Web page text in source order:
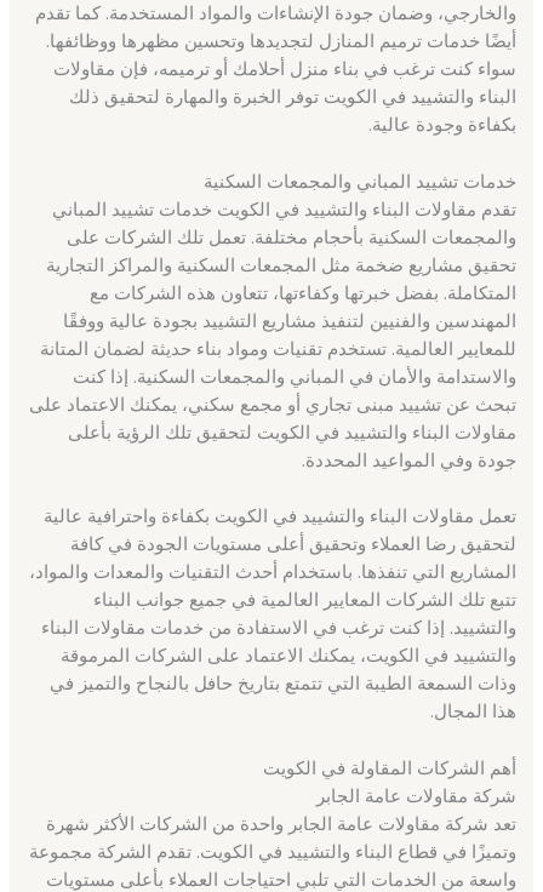
والخارجي، وضمان جودة الإنشاءات والمواد المستخدمة. كما تقدم
أيضًا خدمات ترميم المنازل لتجديدها وتحسين مظهرها ووظائفها.
سواء كنت ترغب في بناء منزل أحلامك أو ترميمه، فإن مقاولات
البناء والتشييد في الكويت توفر الخبرة والمهارة لتحقيق ذلك
بكفاءة وجودة عالية.
خدمات تشييد المباني والمجمعات السكنية
تقدم مقاولات البناء والتشييد في الكويت خدمات تشييد المباني
والمجمعات السكنية بأحجام مختلفة. تعمل تلك الشركات على
تحقيق مشاريع ضخمة مثل المجمعات السكنية والمراكز التجارية
المتكاملة. بفضل خبرتها وكفاءتها، تتعاون هذه الشركات مع
المهندسين والفنيين لتنفيذ مشاريع التشييد بجودة عالية ووفقًا
للمعايير العالمية. تستخدم تقنيات ومواد بناء حديثة لضمان المتانة
والاستدامة والأمان في المباني والمجمعات السكنية. إذا كنت
تبحث عن تشييد مبنى تجاري أو مجمع سكني، يمكنك الاعتماد على
مقاولات البناء والتشييد في الكويت لتحقيق تلك الرؤية بأعلى
جودة وفي المواعيد المحددة.
تعمل مقاولات البناء والتشييد في الكويت بكفاءة واحترافية عالية
لتحقيق رضا العملاء وتحقيق أعلى مستويات الجودة في كافة
المشاريع التي تنفذها. باستخدام أحدث التقنيات والمعدات والمواد،
تتبع تلك الشركات المعايير العالمية في جميع جوانب البناء
والتشييد. إذا كنت ترغب في الاستفادة من خدمات مقاولات البناء
والتشييد في الكويت، يمكنك الاعتماد على الشركات المرموقة
وذات السمعة الطيبة التي تتمتع بتاريخ حافل بالنجاح والتميز في
هذا المجال.
أهم الشركات المقاولة في الكويت
شركة مقاولات عامة الجابر
تعد شركة مقاولات عامة الجابر واحدة من الشركات الأكثر شهرة
وتميزًا في قطاع البناء والتشييد في الكويت. تقدم الشركة مجموعة
واسعة من الخدمات التي تلبي احتياجات العملاء بأعلى مستويات